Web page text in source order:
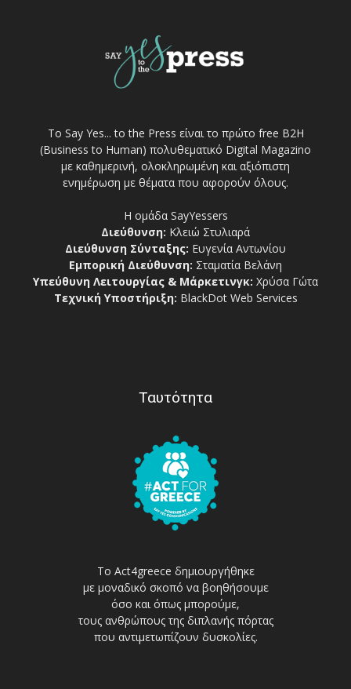
Το Say Yes... to the Press είναι το πρώτο free Β2Η
(Business to Human) πολυθεματικό Digital Magazino
με καθημερινή, ολοκληρωμένη και αξιόπιστη
ενημέρωση με θέματα που αφορούν όλους.
Η ομάδα SayYessers
Διεύθυνση: Κλειώ Στυλιαρά
Διεύθυνση Σύνταξης: Ευγενία Αντωνίου
Εμπορική Διεύθυνση: Σταματία Βελάνη
Υπεύθυνη Λειτουργίας & Μάρκετινγκ: Χρύσα Γώτα
Τεχνική Υποστήριξη: BlackDot Web Services
Ταυτότητα
Το Act4greece δημιουργήθηκε
με μοναδικό σκοπό να βοηθήσουμε
όσο και όπως μπορούμε,
τους ανθρώπους της διπλανής πόρτας
που αντιμετωπίζουν δυσκολίες.